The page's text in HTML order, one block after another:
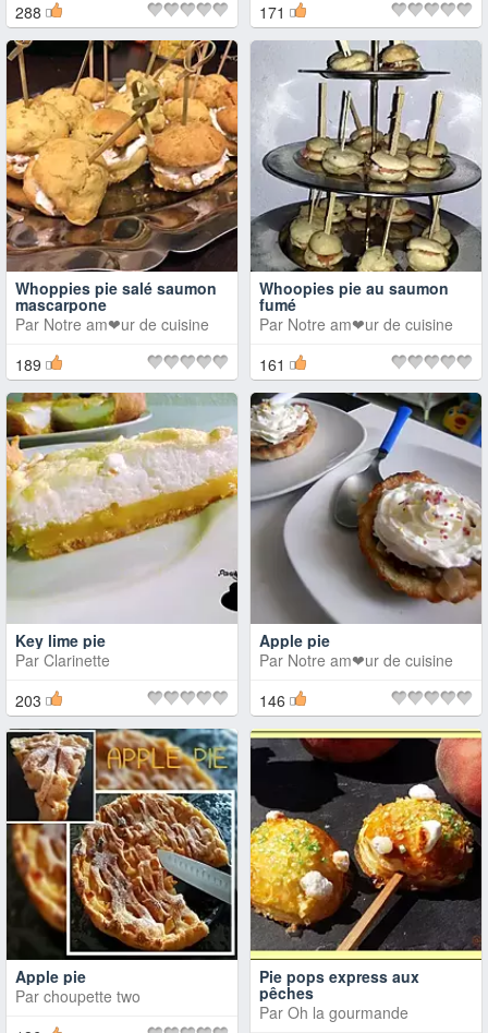
288
171
Whoppies pie salé saumon
mascarpone
Par Notre am❤ur de cuisine
189
Whoopies pie au saumon
fumé
Par Notre am❤ur de cuisine
161
Key lime pie
Par Clarinette
203
Apple pie
Par Notre am❤ur de cuisine
146
Apple pie
Par choupette two
Pie pops express aux
pêches
Par Oh la gourmande